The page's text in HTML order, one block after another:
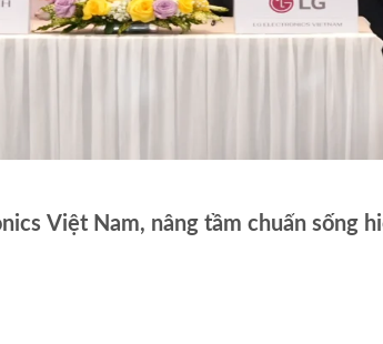
Việt Nam, nâng tầm chuẩn sống